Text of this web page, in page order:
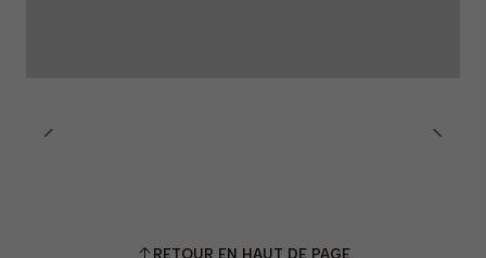
RETOUR EN HAUT DE PAGE